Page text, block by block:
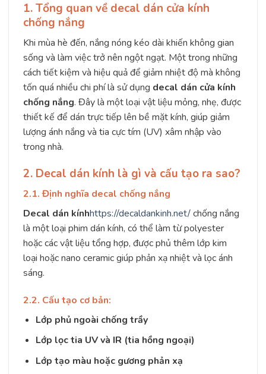
1. Tổng quan về decal dán cửa kính
chống nắng
Khi mùa hè đến, nắng nóng kéo dài khiến không gian
sống và làm việc trở nên ngột ngạt. Một trong những
cách tiết kiệm và hiệu quả để giảm nhiệt độ mà không
tốn quá nhiều chi phí là sử dụng decal dán cửa kính
chống nắng. Đây là một loại vật liệu mỏng, nhẹ, được
thiết kế để dán trực tiếp lên bề mặt kính, giúp giảm
lượng ánh nắng và tia cực tím (UV) xâm nhập vào
trong nhà.
2. Decal dán kính là gì và cấu tạo ra sao?
2.1. Định nghĩa decal chống nắng
Decal dán kínhhttps://decaldankinh.net/chống nắng
là một loại phim dán kính, có thể làm từ polyester
hoặc các vật liệu tổng hợp, được phủ thêm lớp kim
loại hoặc nano ceramic giúp phản xạ nhiệt và lọc ánh
sáng.
2.2. Cấu tạo cơ bản:
Lớp phủ ngoài chống trầy
Lớp lọc tia UV và IR (tia hồng ngoại)
Lớp tạo màu hoặc gương phản xạ